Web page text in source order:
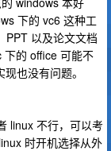
下的 vc6 这种工
PPT 以及论文文档
下的 office 可能不
也没有问题。
linux 不行，可以考
时开机选择从外